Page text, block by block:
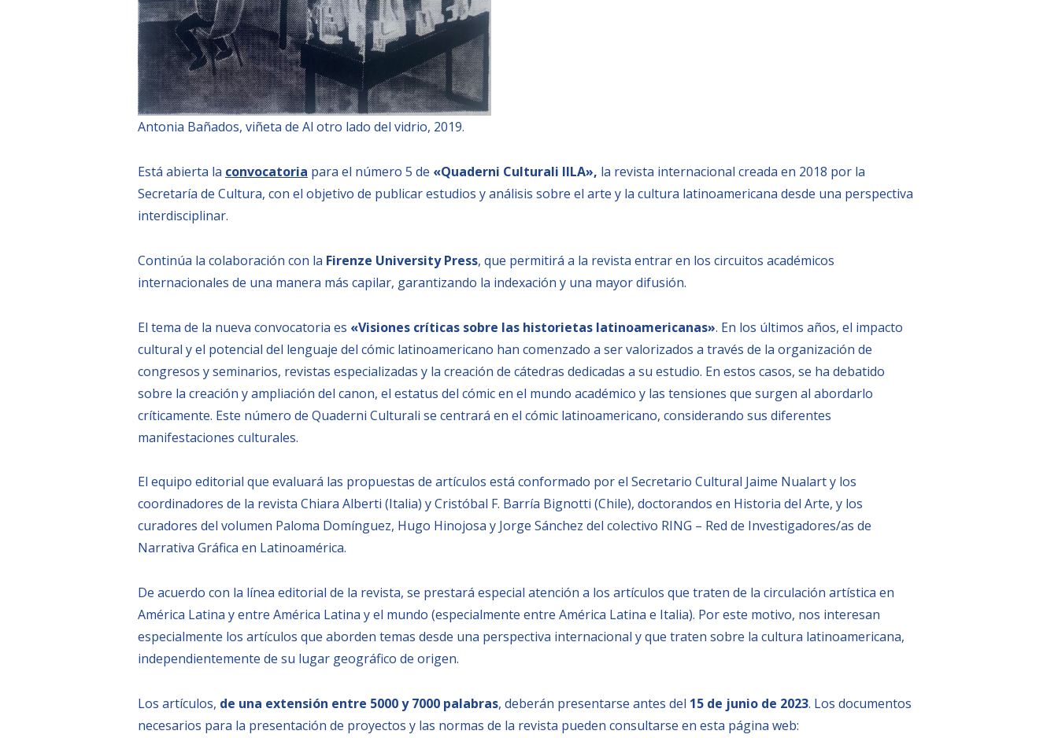
Antonia Bañados, viñeta de Al otro lado del vidrio, 2019.
Está abierta la convocatoria para el número 5 de «Quaderni Culturali IILA», la revista internacional creada en 2018 por la
Secretaría de Cultura, con el objetivo de publicar estudios y análisis sobre el arte y la cultura latinoamericana desde una perspectiva
interdisciplinar.
Continúa la colaboración con la Firenze University Press, que permitirá a la revista entrar en los circuitos académicos
internacionales de una manera más capilar, garantizando la indexación y una mayor difusión.
El tema de la nueva convocatoria es «Visiones críticas sobre las historietas latinoamericanas». En los últimos años, el impacto
cultural y el potencial del lenguaje del cómic latinoamericano han comenzado a ser valorizados a través de la organización de
congresos y seminarios, revistas especializadas y la creación de cátedras dedicadas a su estudio. En estos casos, se ha debatido
sobre la creación y ampliación del canon, el estatus del cómic en el mundo académico y las tensiones que surgen al abordarlo
críticamente. Este número de Quaderni Culturali se centrará en el cómic latinoamericano, considerando sus diferentes
manifestaciones culturales.
El equipo editorial que evaluará las propuestas de artículos está conformado por el Secretario Cultural Jaime Nualart y los
coordinadores de la revista Chiara Alberti (Italia) y Cristóbal F. Barría Bignotti (Chile), doctorandos en Historia del Arte, y los
curadores del volumen Paloma Domínguez, Hugo Hinojosa y Jorge Sánchez del colectivo RING – Red de Investigadores/as de
Narrativa Gráfica en Latinoamérica.
De acuerdo con la línea editorial de la revista, se prestará especial atención a los artículos que traten de la circulación artística en
América Latina y entre América Latina y el mundo (especialmente entre América Latina e Italia). Por este motivo, nos interesan
especialmente los artículos que aborden temas desde una perspectiva internacional y que traten sobre la cultura latinoamericana,
independientemente de su lugar geográfico de origen.
Los artículos, de una extensión entre 5000 y 7000 palabras, deberán presentarse antes del 15 de junio de 2023. Los documentos
necesarios para la presentación de proyectos y las normas de la revista pueden consultarse en esta página web: